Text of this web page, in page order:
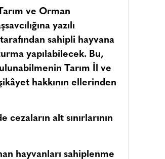
ve Orman
yazılı
sahipli hayvana
yapılabilecek. Bu,
Tarım İl ve
hakkının ellerinden
alt sınırlarının
hayvanları sahiplenme